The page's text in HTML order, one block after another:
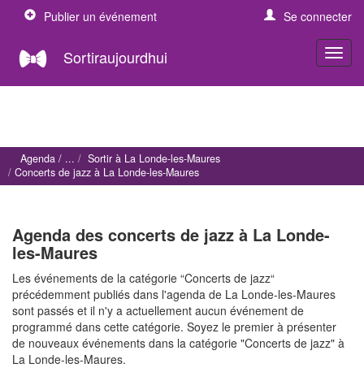
Publier un événement Se connecter
Sortiraujourdhui
Agenda
Sortir à La Londe-les-Maures
Concerts de jazz à La Londe-les-Maures
Agenda des concerts de jazz à La Londe-
les-Maures
Les événements de la catégorie “Concerts de jazz“
précédemment publiés dans l'agenda de La Londe-les-Maures
sont passés et il n'y a actuellement aucun événement de
programmé dans cette catégorie. Soyez le premier à présenter
de nouveaux événements dans la catégorie "Concerts de jazz" à
La Londe-les-Maures.